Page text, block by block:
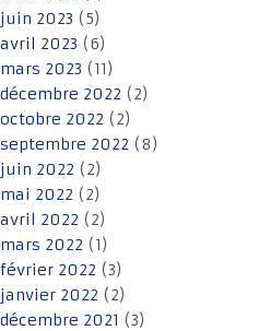
juin 2023 (5)
avril 2023 (6)
mars 2023 (11)
décembre 2022 (2)
octobre 2022 (2)
septembre 2022 (8)
juin 2022 (2)
mai 2022 (2)
avril 2022 (2)
mars 2022 (1)
février 2022 (3)
janvier 2022 (2)
décembre 2021 (3)